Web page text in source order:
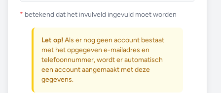
* betekend dat het invulveld ingevuld moet worden
Let op! Als er nog geen account bestaat
met het opgegeven e-mailadres en
telefoonnummer, wordt er automatisch
een account aangemaakt met deze
gegevens.